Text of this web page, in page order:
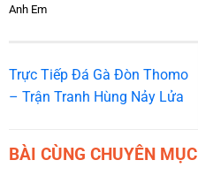
Anh Em
Trực Tiếp Đá Gà Đòn Thomo
– Trận Tranh Hùng Nảy Lửa
BÀI CÙNG CHUYÊN MỤC